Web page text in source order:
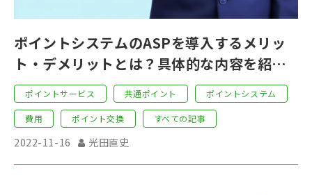
ポイントシステムのASPを導入するメリッ
ト・デメリットとは？具体的な内容を紹
介！
ポイントサービス 共通ポイント ポイントシステム
費用 ポイント交換 すべての記事
2022-11-16 光田直史